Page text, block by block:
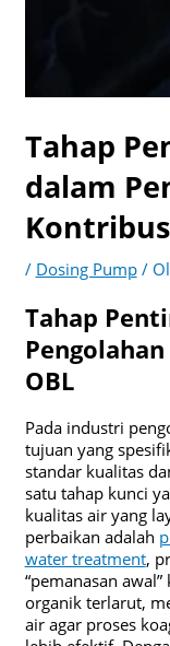
Tahap
dalam
/ Dosing Pump/
Tahap
OBL
Pada industri
tujuan yang
standar kualitas
satu tahap kunci
kualitas air yang
perbaikan adalah
water treatment,
“pemanasan
organik terlarut,
air agar proses